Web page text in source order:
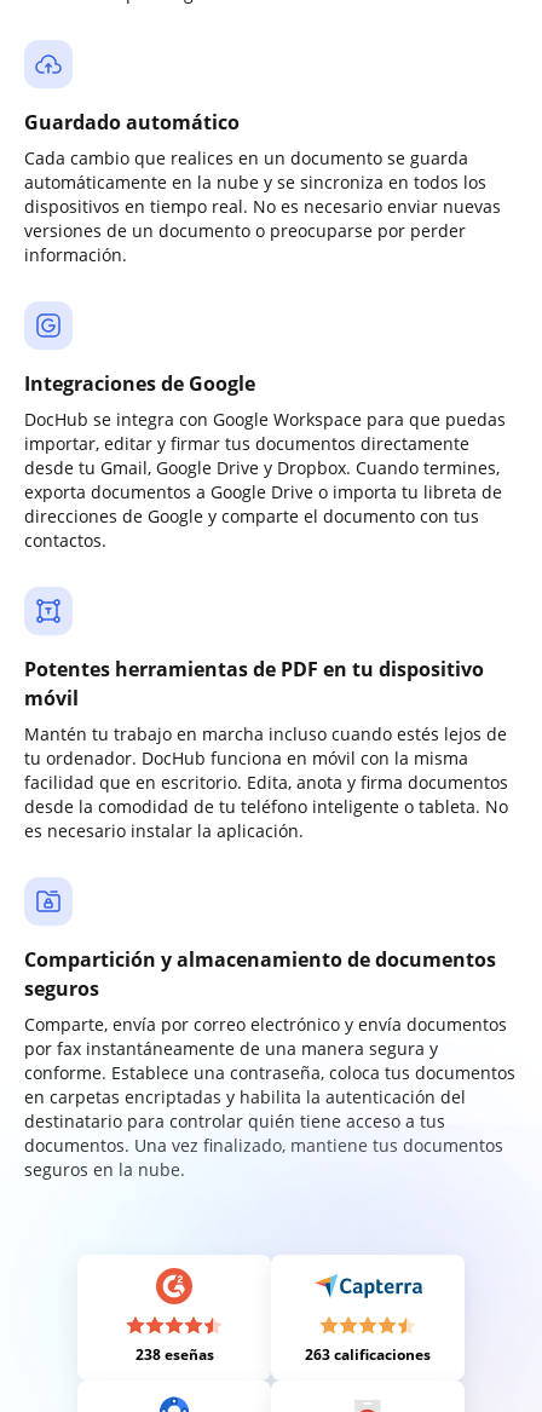
Guardado automático
Cada cambio que realices en un documento se guarda
automáticamente en la nube y se sincroniza en todos los
dispositivos en tiempo real. No es necesario enviar nuevas
versiones de un documento o preocuparse por perder
información.
Integraciones de Google
DocHub se integra con Google Workspace para que puedas
importar, editar y firmar tus documentos directamente
desde tu Gmail, Google Drive y Dropbox. Cuando termines,
exporta documentos a Google Drive o importa tu libreta de
direcciones de Google y comparte el documento con tus
contactos.
Potentes herramientas de PDF en tu dispositivo
móvil
Mantén tu trabajo en marcha incluso cuando estés lejos de
tu ordenador. DocHub funciona en móvil con la misma
facilidad que en escritorio. Edita, anota y firma documentos
desde la comodidad de tu teléfono inteligente o tableta. No
es necesario instalar la aplicación.
Compartición y almacenamiento de documentos
seguros
Comparte, envía por correo electrónico y envía documentos
por fax instantáneamente de una manera segura y
conforme. Establece una contraseña, coloca tus documentos
en carpetas encriptadas y habilita la autenticación del
destinatario para controlar quién tiene acceso a tus
documentos. Una vez finalizado, mantiene tus documentos
seguros en la nube.
238 eseñas 263 calificaciones